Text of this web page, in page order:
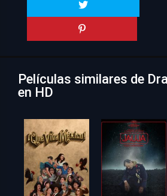
Películas similares de
en HD